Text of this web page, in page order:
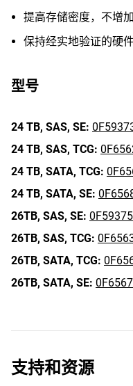
提高存储密度，不增
保持经实地验证的硬
型号
24 TB, SAS, SE:
24 TB, SAS, TCG:
24 TB, SATA, TCG:
24 TB, SATA, SE:
26TB, SAS, SE: 0F59375
26TB, SAS, TCG:
26TB, SATA, TCG:
26TB, SATA, SE:
支持和资源